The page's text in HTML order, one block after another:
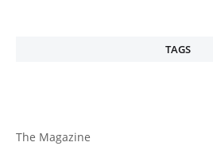
TAGS
The Magazine